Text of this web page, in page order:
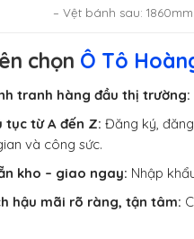
– Vệt bánh sau: 1860mm
chọn Ô Tô
tranh hàng đầu thị trường:
tục từ A đến Z: Đăng ký,
và công sức.
kho – giao ngay: Nhập
hậu mãi rõ ràng, tận tâm: